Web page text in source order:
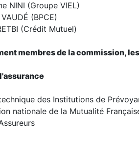
NINI (Groupe VIEL)
(BPCE)
(Crédit Mutuel)
membres de la commission,
des Institutions de
nationale de la Mutualité